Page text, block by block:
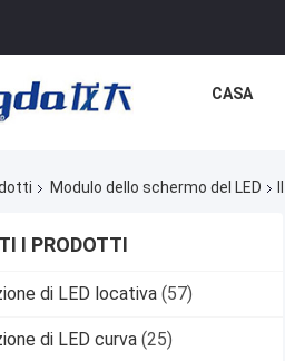
CASA
Modulo dello schermo del LED
I PRODOTTI
di LED locativa (57)
di LED curva (25)